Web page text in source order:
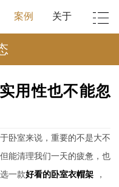
案例 关于
用性也不能忽
卧室来说，重要的不是大不
能清理我们一天的疲惫，也
一款好看的卧室衣帽架
，